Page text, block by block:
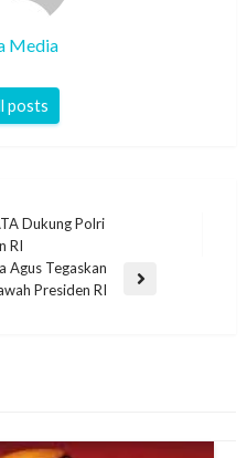
Media
posts
Dukung Polri
RI
Agus Tegaskan
Presiden RI